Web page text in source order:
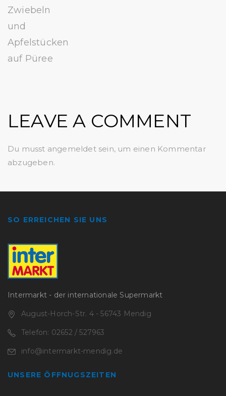
Zwiebeln
und
Apfelstücken
auf Püree
LEAVE A COMMENT
Du musst angemeldetsein, um einen Kommentar
abzugeben.
SO ERREICHEN SIE UNS
Intermarkt - der internationale Supermarkt
August-Horch-Str. 4 - 56743 Mendig
Telefon: 02652 / 527963
info@intermarkt-mendig.de
UNSERE ÖFFNUGSZEITEN